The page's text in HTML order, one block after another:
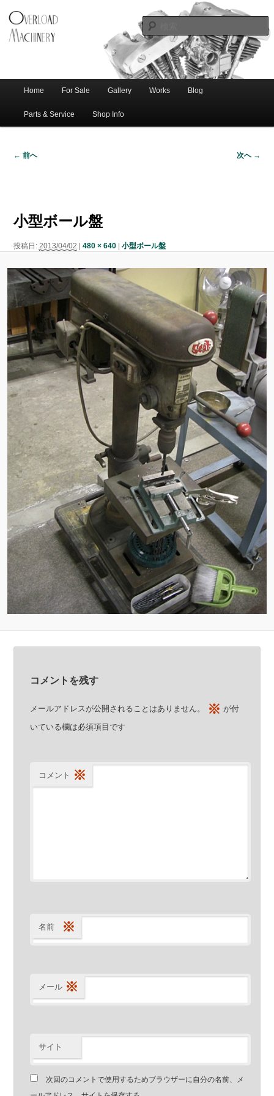
新潟のハー
レー中古車
バーロード
ショベル・アイアンスポーツ・エボビッグツイン＆スポーツスターなどを取
り扱う中古ハーレー専門店。整備・修理・カスタムまで一貫対応します。
ン
メ
イ
ン
ン
ン
へ
移
動
サ
ブ
コ
テ
ツ
移
動
Home For Sale Gallery Works Blog
Parts & Service Shop Info
ゲ
ー
シ
ョ
ン
← 前へ 次へ →
小型ボール盤
投稿日: 2013/04/02 480 × 640| 小型ボール盤
コメントを残す
メールアドレスが公開されることはありません。 ※ が付
いている欄は必須項目です
コメント ※
名前 ※
メール ※
サイト
次回のコメントで使用するためブラウザーに自分の名前、メ